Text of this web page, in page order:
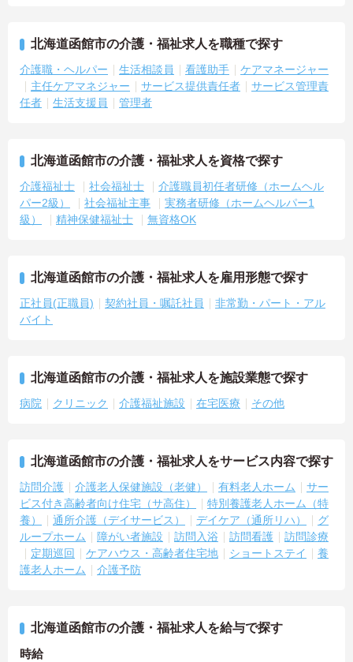
北海道函館市の介護・福祉求人を職種で探す
介護職・ヘルパー 生活相談員 看護助手
ケアマネージャー
主任ケアマネジャー
サービス提供責任者
サービス管理責
任者
生活支援員 管理者
北海道函館市の介護・福祉求人を資格で探す
介護福祉士 社会福祉士
介護職員初任者研修（ホームヘル
パー2級）
社会福祉主事
実務者研修（ホームヘルパー1
級）
精神保健福祉士 無資格OK
北海道函館市の介護・福祉求人を雇用形態で探す
正社員(正職員) 契約社員・嘱託社員
非常勤・パート・アル
バイト
北海道函館市の介護・福祉求人を施設業態で探す
病院 クリニック 介護福祉施設 在宅医療 その他
北海道函館市の介護・福祉求人をサービス内容で探す
訪問介護 介護老人保健施設（老健） 有料老人ホーム
サー
ビス付き高齢者向け住宅（サ高住）
特別養護老人ホーム（特
養）
通所介護（デイサービス） デイケア（通所リハ）
グ
ループホーム
障がい者施設 訪問入浴 訪問看護
訪問診療
定期巡回
ケアハウス・高齢者住宅地 ショートステイ
養
護老人ホーム
介護予防
北海道函館市の介護・福祉求人を給与で探す
時給